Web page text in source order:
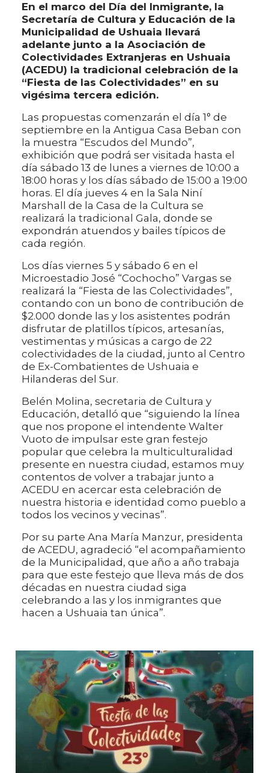
En el marco del Día del Inmigrante, la
Secretaría de Cultura y Educación de la
Municipalidad de Ushuaia llevará
adelante junto a la Asociación de
Colectividades Extranjeras en Ushuaia
(ACEDU) la tradicional celebración de la
“Fiesta de las Colectividades” en su
vigésima tercera edición.
Las propuestas comenzarán el día 1° de
septiembre en la Antigua Casa Beban con
la muestra “Escudos del Mundo”,
exhibición que podrá ser visitada hasta el
día sábado 13 de lunes a viernes de 10:00 a
18:00 horas y los días sábado de 15:00 a 19:00
horas. El día jueves 4 en la Sala Niní
Marshall de la Casa de la Cultura se
realizará la tradicional Gala, donde se
expondrán atuendos y bailes típicos de
cada región.
Los días viernes 5 y sábado 6 en el
Microestadio José “Cochocho” Vargas se
realizará la “Fiesta de las Colectividades”,
contando con un bono de contribución de
$2.000 donde las y los asistentes podrán
disfrutar de platillos típicos, artesanías,
vestimentas y músicas a cargo de 22
colectividades de la ciudad, junto al Centro
de Ex-Combatientes de Ushuaia e
Hilanderas del Sur.
Belén Molina, secretaria de Cultura y
Educación, detalló que “siguiendo la línea
que nos propone el intendente Walter
Vuoto de impulsar este gran festejo
popular que celebra la multiculturalidad
presente en nuestra ciudad, estamos muy
contentos de volver a trabajar junto a
ACEDU en acercar esta celebración de
nuestra historia e identidad como pueblo a
todos los vecinos y vecinas”.
Por su parte Ana María Manzur, presidenta
de ACEDU, agradeció “el acompañamiento
de la Municipalidad, que año a año trabaja
para que este festejo que lleva más de dos
décadas en nuestra ciudad siga
celebrando a las y los inmigrantes que
hacen a Ushuaia tan única”.